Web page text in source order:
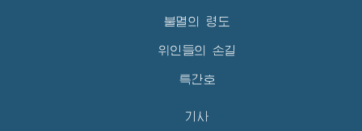
불멸의 령도
위인들의 손길
특간호
기사